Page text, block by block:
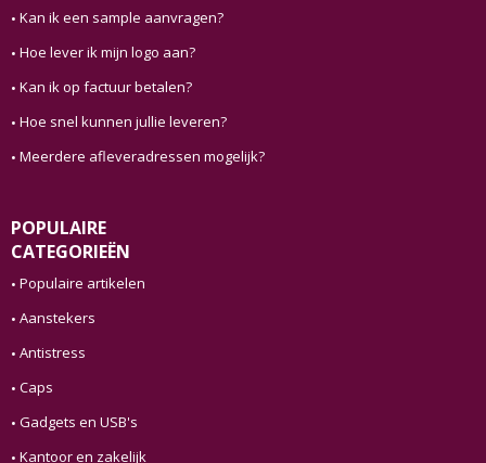
Kan ik een sample aanvragen?
Hoe lever ik mijn logo aan?
Kan ik op factuur betalen?
Hoe snel kunnen jullie leveren?
Meerdere afleveradressen mogelijk?
POPULAIRE
CATEGORIEËN
Populaire artikelen
Aanstekers
Antistress
Caps
Gadgets en USB's
Kantoor en zakelijk